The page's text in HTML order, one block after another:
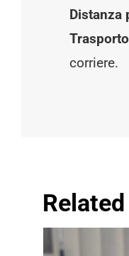
Distanza
Trasporto
corriere.